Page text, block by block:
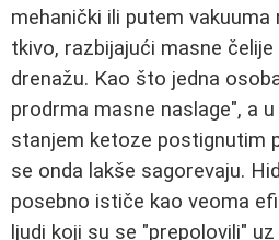
mehanički ili putem
tkivo, razbijajući masne
drenažu. Kao što jedna
prodrma masne naslage", a
stanjem ketoze postignutim
se onda lakše sagorevaju.
posebno ističe kao veoma
ljudi koji su se "prepolovili"